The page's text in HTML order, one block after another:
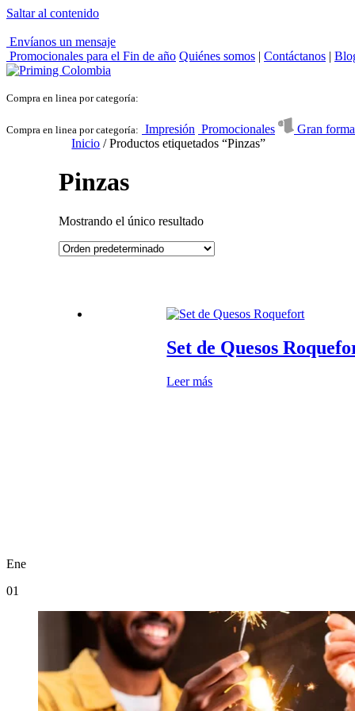
Saltar al contenido
Envíanos un mensaje
Promocionales para el Fin de año Quiénes somos | Contáctanos |
Compra en linea por categoría:
Compra en linea por categoría: Impresión Promocionales
Gran
Inicio / Productos etiquetados “Pinzas”
Pinzas
Mostrando el único resultado
Set de Quesos
Leer más
Ene
01